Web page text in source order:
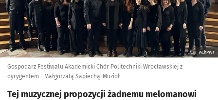
AChPWr
Gospodarz Festiwalu Akademicki Chór Politechniki Wrocławskiej z
dyrygentem - Małgorzatą Sapiechą-Muzioł
Tej muzycznej propozycji żadnemu melomanowi